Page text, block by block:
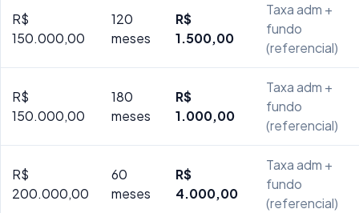
R$
150.000,00
120
meses
R$
1.500,00
Taxa adm +
fundo
(referencial)
R$
150.000,00
180
meses
R$
1.000,00
Taxa adm +
fundo
(referencial)
R$
200.000,00
60
meses
R$
4.000,00
Taxa adm +
fundo
(referencial)